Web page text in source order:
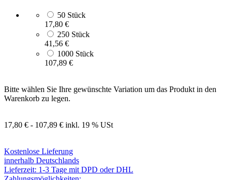
50 Stück
17,80 €
250 Stück
41,56 €
1000 Stück
107,89 €
Bitte wählen Sie Ihre gewünschte Variation um das Produkt in den
Warenkorb zu legen.
17,80 € - 107,89 € inkl. 19 % USt
Kostenlose Lieferung
innerhalb Deutschlands
Lieferzeit: 1-3 Tage mit DPD oder DHL